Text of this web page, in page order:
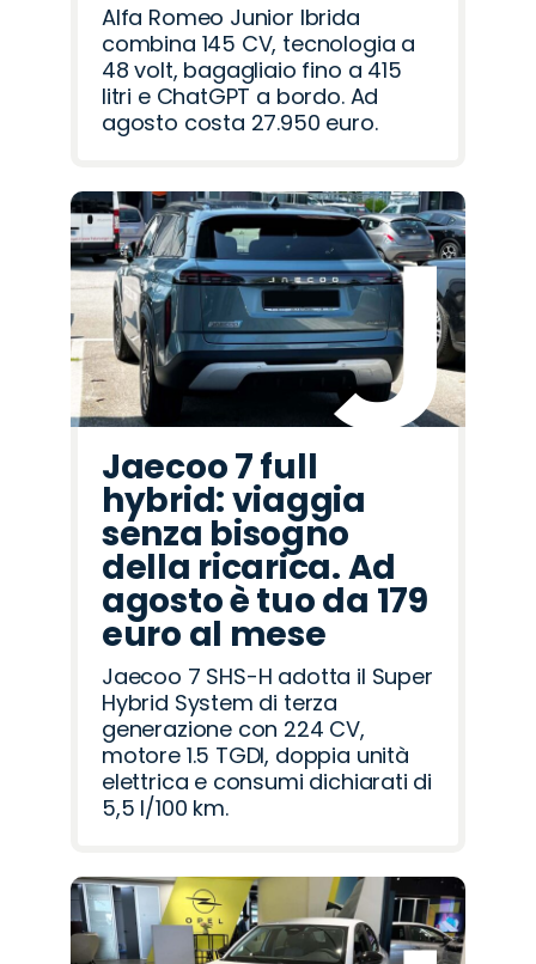
Alfa Romeo Junior Ibrida
combina 145 CV, tecnologia a
48 volt, bagagliaio fino a 415
litri e ChatGPT a bordo. Ad
agosto costa 27.950 euro.
Jaecoo 7 full
hybrid: viaggia
senza bisogno
della ricarica. Ad
agosto è tuo da 179
euro al mese
Jaecoo 7 SHS-H adotta il Super
Hybrid System di terza
generazione con 224 CV,
motore 1.5 TGDI, doppia unità
elettrica e consumi dichiarati di
5,5 l/100 km.